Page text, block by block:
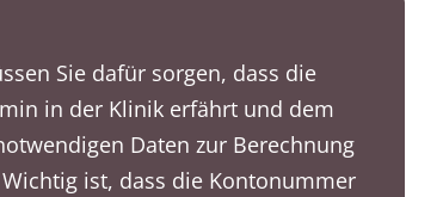
Sie dafür sorgen, dass die
in der Klinik erfährt und dem
Daten zur Berechnung
ist, dass die Kontonummer